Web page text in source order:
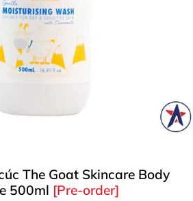
The Goat Skincare Body
500ml [Pre-order]